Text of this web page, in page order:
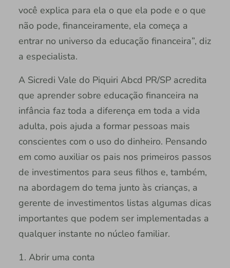
você explica para ela o que ela pode e o que
não pode, financeiramente, ela começa a
entrar no universo da educação financeira”, diz
a especialista.
A Sicredi Vale do Piquiri Abcd PR/SP acredita
que aprender sobre educação financeira na
infância faz toda a diferença em toda a vida
adulta, pois ajuda a formar pessoas mais
conscientes com o uso do dinheiro. Pensando
em como auxiliar os pais nos primeiros passos
de investimentos para seus filhos e, também,
na abordagem do tema junto às crianças, a
gerente de investimentos listas algumas dicas
importantes que podem ser implementadas a
qualquer instante no núcleo familiar.
1. Abrir uma conta